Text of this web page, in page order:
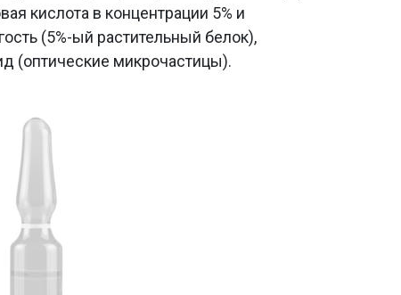
кислота в концентрации 5% и
(5%-ый растительный белок),
(оптические микрочастицы).